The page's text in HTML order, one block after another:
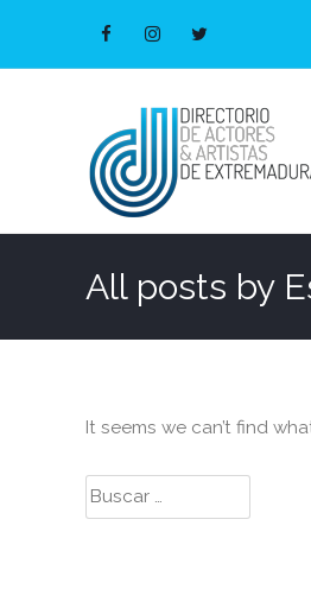
All posts by
It seems we can’t find
Buscar: